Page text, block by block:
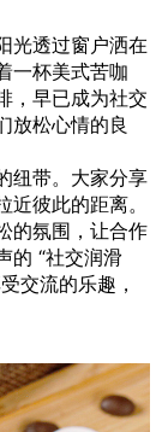
光透过窗户洒在
一杯美式苦咖
，早已成为社交
放松心情的良
纽带。大家分享
彼此的距离。
的氛围，让合作
的 “社交润滑
交流的乐趣，